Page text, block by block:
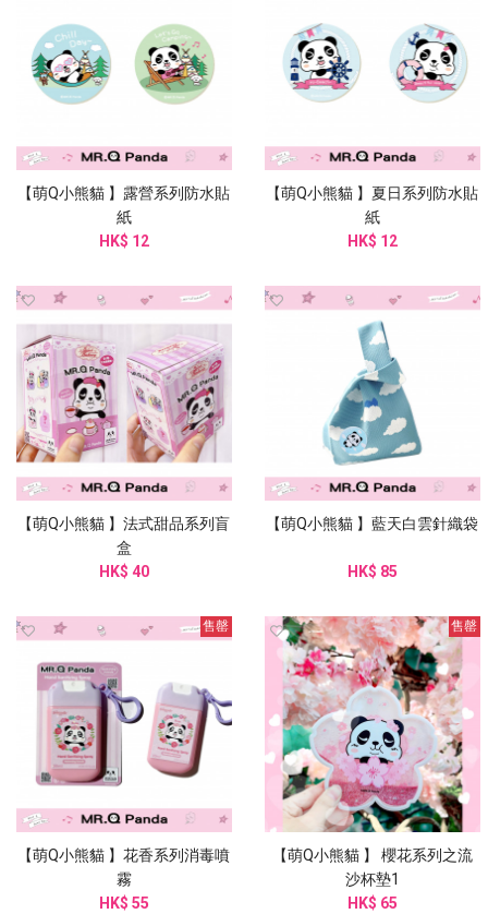
【萌Q小熊貓 】露營系列防水貼
紙
HK$ 12
【萌Q小熊貓 】夏日系列防水貼
紙
HK$ 12
【萌Q小熊貓 】法式甜品系列盲
盒
HK$ 40
【萌Q小熊貓 】藍天白雲針織袋
HK$ 85
售罄
【萌Q小熊貓 】花香系列消毒噴
霧
HK$ 55
售罄
【萌Q小熊貓 】 櫻花系列之流
沙杯墊1
HK$ 65